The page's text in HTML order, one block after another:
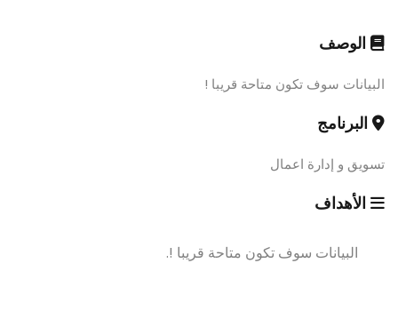
الوصف
البيانات سوف تكون متاحة قريبا !
البرنامج
تسويق و إدارة اعمال
الأهداف
البيانات سوف تكون متاحة قريبا !.